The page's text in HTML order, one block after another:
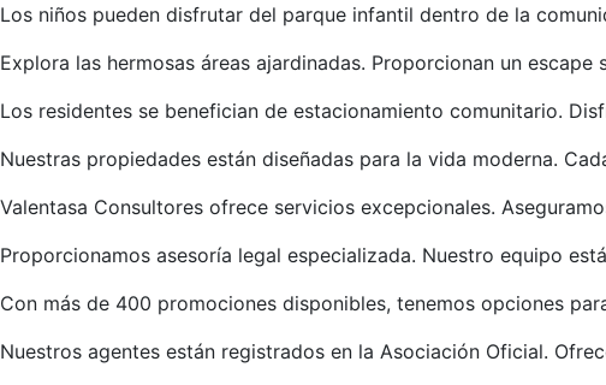
Los niños pueden disfrutar del parque infantil dentro de la
Explora las hermosas áreas ajardinadas. Proporcionan un escape
Los residentes se benefician de estacionamiento comunitario.
Nuestras propiedades están diseñadas para la vida moderna.
Valentasa Consultores ofrece servicios excepcionales.
Proporcionamos asesoría legal especializada. Nuestro equipo
Con más de 400 promociones disponibles, tenemos opciones
Nuestros agentes están registrados en la Asociación Oficial.